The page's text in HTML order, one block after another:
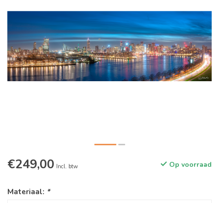
€249,00 Incl. btw Op voorraad
Materiaal: *